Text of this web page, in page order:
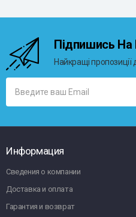
Підпишись На
Найкращі пропозиції
Информация
Сведения о компании
Доставка и оплата
Гарантия и возврат